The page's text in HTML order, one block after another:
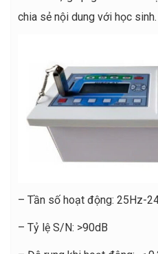
chia sẻ nội dung với học sinh.
– Tần số hoạt động: 25Hz-
– Tỷ lệ S/N: >90dB